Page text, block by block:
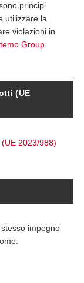
principi
utilizzare la
violazioni in
Group
(UE
2023/988)
impegno